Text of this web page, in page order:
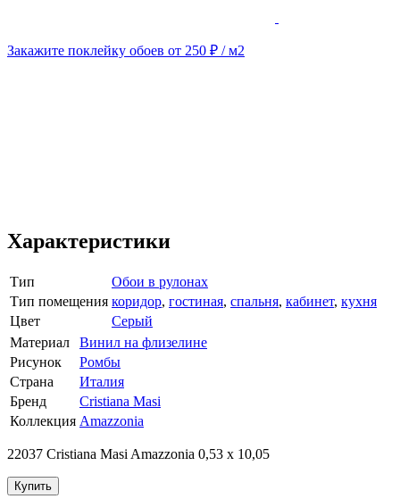
Закажите поклейку обоев от 250 ₽ / м2
Характеристики
Тип
Обои в рулонах
Тип помещения коридор, гостиная, спальня, кабинет, кухня
Цвет
Серый
Материал
Винил на флизелине
Рисунок
Ромбы
Страна
Италия
Бренд
Cristiana Masi
Коллекция Amazzonia
22037 Cristiana Masi Amazzonia 0,53 х 10,05
Купить